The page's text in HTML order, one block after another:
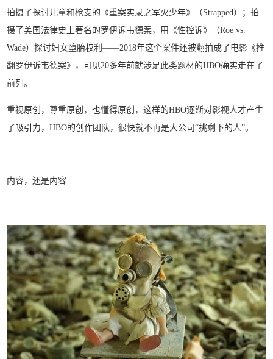
拍摄了探讨儿童和枪支的《重案实录之军火少年》（Strapped）；拍
摄了美国法律史上著名的罗伊诉韦德案，用《性控诉》（Roe vs.
Wade）探讨妇女堕胎权利——2018年这个案件还被翻拍成了电影《推
翻罗伊诉韦德案》，可见20多年前就涉足此类题材的HBO确实走在了
前列。
重视原创，尊重原创，也懂得原创，这样的HBO逐渐对影视人才产生
了吸引力，HBO的创作团队，很快就不再是大公司“挑剩下的人”。
内容，还是内容